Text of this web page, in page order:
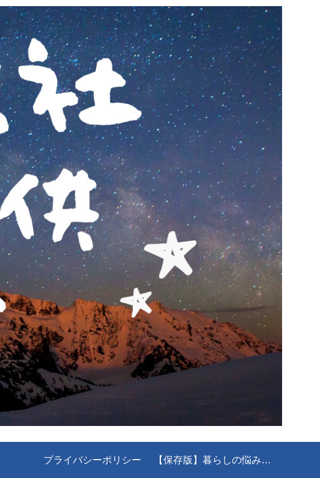
プライバシーポリシー 【保存版】暮らしの悩み解決！知っておくと絶対役立つ公的機関＆お役立ちサイト11選